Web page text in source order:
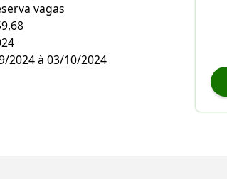
vagas
2024 à 03/10/2024